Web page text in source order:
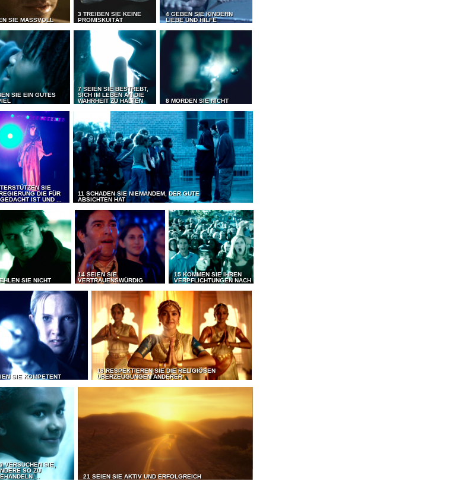
SIE MASSVOLL
3 TREIBEN SIE KEINE
PROMISKUITÄT
4 GEBEN SIE KINDERN
LIEBE UND HILFE
SIE EIN GUTES
7 SEIEN SIE BESTREBT,
SICH IM LEBEN AN DIE
WAHRHEIT ZU HALTEN
8 MORDEN SIE NICHT
SIE
DIE FÜR
IST UND ...
11 SCHADEN SIE NIEMANDEM, DER GUTE
ABSICHTEN HAT
SIE NICHT
14 SEIEN SIE
VERTRAUENSWÜRDIG
15 KOMMEN SIE IHREN
VERPFLICHTUNGEN NACH
SIE KOMPETENT
18 RESPEKTIEREN SIE DIE RELIGIÖSEN
ÜBERZEUGUNGEN ANDERER
VERSUCHEN SIE,
SO ZU
...
21 SEIEN SIE AKTIV UND ERFOLGREICH